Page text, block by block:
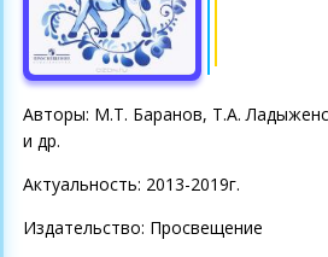
Авторы: М.Т. Баранов, Т.А.
и др.
Актуальность: 2013-2019г.
Издательство: Просвещение